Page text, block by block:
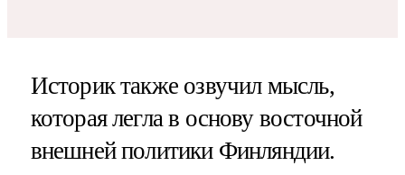
Историк также озвучил мысль,
которая легла в основу восточной
внешней политики Финляндии.